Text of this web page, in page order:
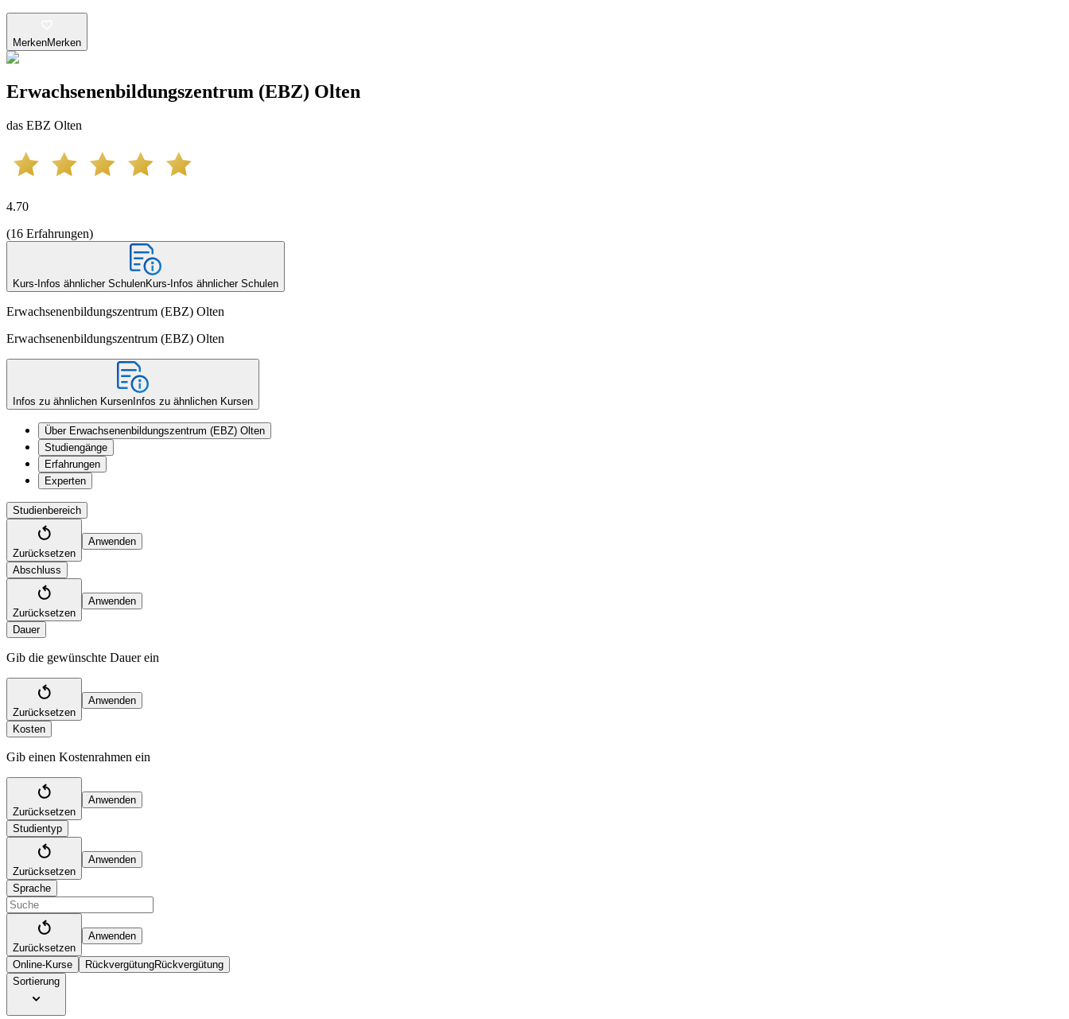
MerkenMerken
Erwachsenenbildungszentrum (EBZ) Olten
das EBZ Olten
4.70
(16 Erfahrungen)
Kurs-Infos ähnlicher SchulenKurs-Infos ähnlicher Schulen
Erwachsenenbildungszentrum (EBZ) Olten
Erwachsenenbildungszentrum (EBZ) Olten
Infos zu ähnlichen Kursen Infos zu ähnlichen Kursen
Über Erwachsenenbildungszentrum (EBZ) Olten
Studiengänge
Erfahrungen
Experten
Studienbereich
Zurücksetzen
Anwenden
Abschluss
Zurücksetzen
Anwenden
Dauer
Gib die gewünschte Dauer ein
Zurücksetzen
Anwenden
Kosten
Gib einen Kostenrahmen ein
Zurücksetzen
Anwenden
Studientyp
Zurücksetzen
Anwenden
Sprache
Zurücksetzen
Anwenden
Online-Kurse RückvergütungRückvergütung
Sortierung